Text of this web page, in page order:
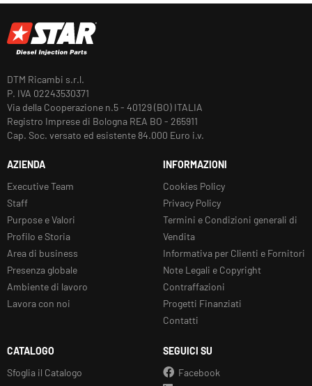
DTM Ricambi s.r.l.
P. IVA 02243530371
Via della Cooperazione n.5 - 40129 (BO) ITALIA
Registro Imprese di Bologna REA BO - 265911
Cap. Soc. versato ed esistente 84.000 Euro i.v.
AZIENDA
Executive Team
Staff
Purpose e Valori
Profilo e Storia
Area di business
Presenza globale
Ambiente di lavoro
Lavora con noi
INFORMAZIONI
Cookies Policy
Privacy Policy
Termini e Condizioni generali di
Vendita
Informativa per Clienti e Fornitori
Note Legali e Copyright
Contraffazioni
Progetti Finanziati
Contatti
CATALOGO
Sfoglia il Catalogo
SEGUICI SU
Facebook